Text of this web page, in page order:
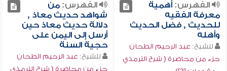
الفهرس:أهمية
معرفة الفقيه
للحديث , فضل الحديث
وأهله
للشيخ: عبد الرحيم الطحان
جزء من محاضرة ( شرح الترمذي
الفهرس:من
شواهد حديث معاذ ,
دلالة حديث معاذ حين
أرسل إلى اليمن على
حجية السنة
للشيخ: عبد الرحيم الطحان
جزء من محاضرة ( شرح الترمذي